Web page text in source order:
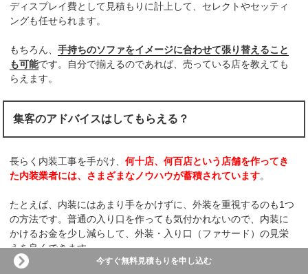
ディスプレイ費として見積もりに計上して、セレクトやセッティ
ングも任せられます。
もちろん、手持ちのソファをイメージに合わせて張り替えること
も可能です。自分で揃えるのであれば、売っている店を教えても
らえます。
集客のアドバイスはしてもらえる？
長らく内装工事を手がけ、何十店、何百店という店舗を作ってき
た内装業者には、さまざまなノウハウが蓄積されています。
たとえば、内装にはあまり手をかけずに、外装を重視するのも1つ
の方法です。普通の入り口を作っても気付かれないので、内装に
かけるお金を少し減らして、外装・入り口（ファサード）の見栄
えを良くできます。
今すぐ無料見積もりを申し込む